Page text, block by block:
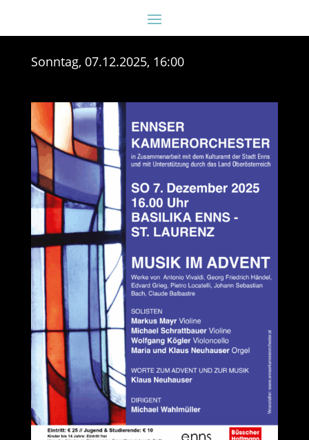
Sonntag, 07.12.2025, 16:00